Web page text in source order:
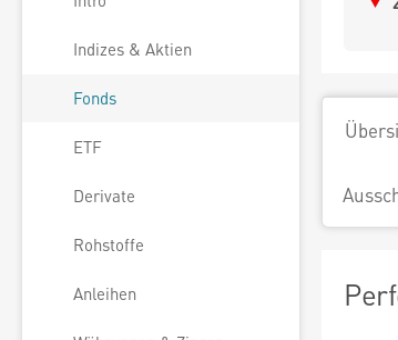
Indizes & Aktien
Fonds
ETF
Derivate
Rohstoffe
Anleihen